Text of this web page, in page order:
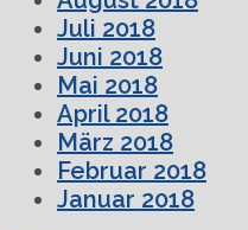
Juli 2018
Juni 2018
Mai 2018
April 2018
März 2018
Februar 2018
Januar 2018